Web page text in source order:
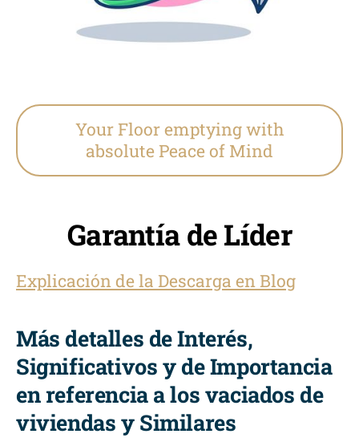
Your Floor emptying with
absolute Peace of Mind
Garantía de Líder
Explicación de la Descarga en Blog
Más detalles de Interés,
Significativos y de Importancia
en referencia a los vaciados de
viviendas y Similares